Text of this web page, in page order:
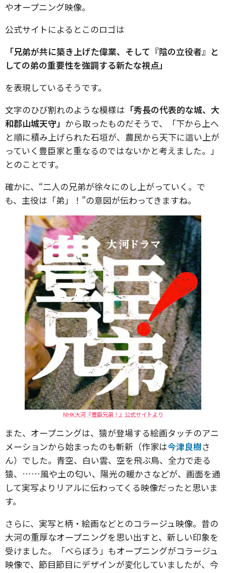
やオープニング映像。
公式サイトによるとこのロゴは
「兄弟が共に築き上げた偉業、そして『陰の立役者』と
しての弟の重要性を強調する新たな視点」
を表現しているそうです。
文字のひび割れのような模様は 「秀長の代表的な城、大
和郡山城天守」 から取ったものだそうで、「下から上へ
と順に積み上げられた石垣が、農民から天下に這い上が
っていく豊臣家と重なるのではないかと考えました。」
とのことです。
確かに、“二人の兄弟が徐々にのし上がっていく。で
も、主役は「弟」！”の意図が伝わってきますね。
NHK大河『豊臣兄弟！』公式サイトより
また、オープニングは、猿が登場する絵画タッチのアニ
メーションから始まったのも斬新（作家は今津良樹さ
ん）でした。青空、白い雲、空を飛ぶ鳥、全力で走る
猿、……風や土の匂い、陽光の暖かさなどが、画面を通
して実写よりリアルに伝わってくる映像だったと思いま
す。
さらに、実写と柄・絵画などとのコラージュ映像。昔の
大河の重厚なオープニングを思い出すと、新しい印象を
受けました。「べらぼう」もオープニングがコラージュ
映像で、節目節目にデザインが変化していましたが、今